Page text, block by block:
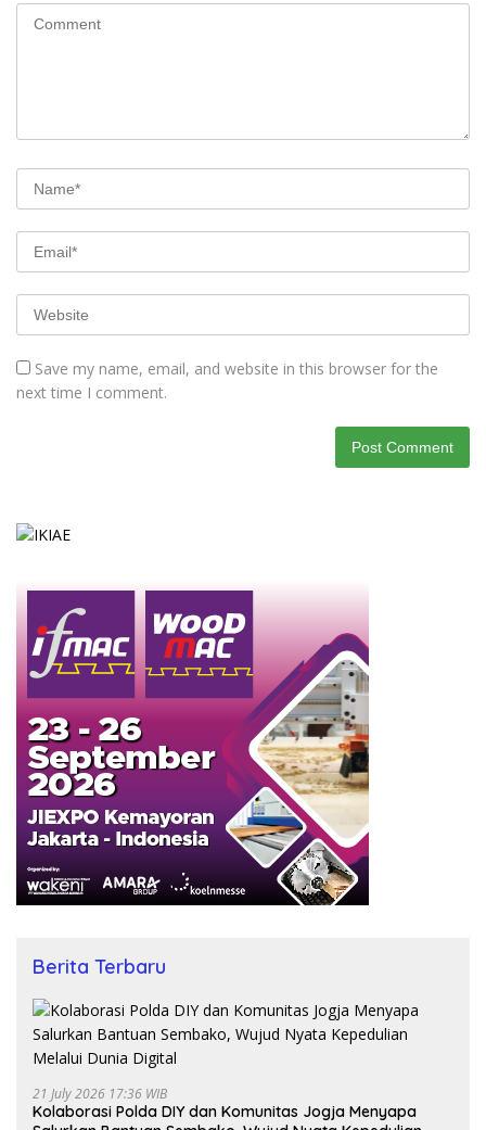
Save my name, email, and website in this browser for the
next time I comment.
Berita Terbaru
21 July 2026 17:36 WIB
Kolaborasi Polda DIY dan Komunitas Jogja Menyapa